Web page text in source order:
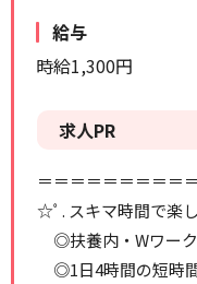
給与
時給1,300円
求人PR
＝＝＝＝＝＝＝＝＝
☆ﾟ. スキマ時間で楽
◎扶養内・Wワーク
◎1日4時間の短時